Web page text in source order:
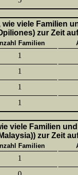
wie viele Familien
zur Zeit
Familien
1
1
1
1
viele Familien
zur Zeit
Familien
1